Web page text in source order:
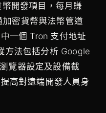
開發項目，每月賺
密貨幣與法幣管道
一個 Tron 支付地址
方法包括分析 Google
覽器設定及設備截
高對遠端開發人員身